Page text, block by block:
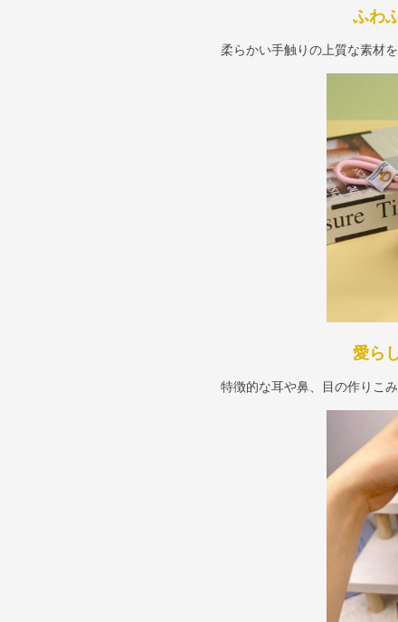
ふわ
柔らかい手触りの上質な素材
愛ら
特徴的な耳や鼻、目の作りこ